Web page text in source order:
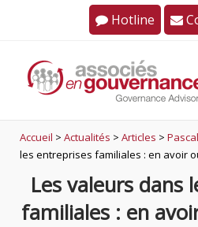
Hotline
Accueil > Actualités > Articles >
les entreprises familiales : en avoir
Les valeurs dans
familiales : en